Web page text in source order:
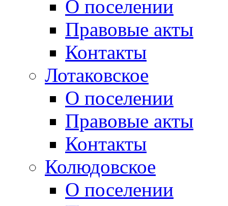
О поселении
Правовые акты
Контакты
Лотаковское
О поселении
Правовые акты
Контакты
Колюдовское
О поселении